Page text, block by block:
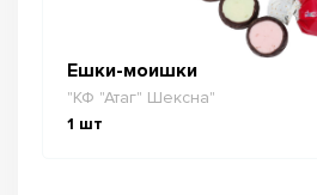
Ешки-моишки
"КФ "Атаг" Шексна"
1 шт